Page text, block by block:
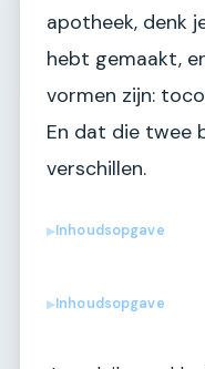
apotheek, denk
hebt gemaakt,
vormen zijn:
En dat die twee
verschillen.
▶Inhoudsopgave
▶Inhoudsopgave